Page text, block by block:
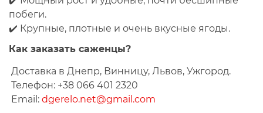
побеги.
✔️ Крупные, плотные и очень вкусные ягоды.
Как заказать саженцы?
Доставка в Днепр, Винницу, Львов, Ужгород.
Телефон: +38 066 401 2320
Email: dgerelo.net@gmail.com